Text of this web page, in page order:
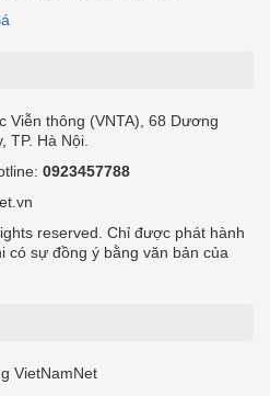
Viễn thông (VNTA), 68 Dương
TP. Hà Nội.
0923457788
reserved. Chỉ được phát hành
có sự đồng ý bằng văn bản của
VietNamNet